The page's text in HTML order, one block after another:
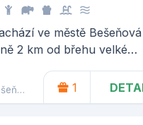
ve městě
2 km od břehu velké
středisek Vysokých
1